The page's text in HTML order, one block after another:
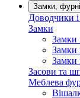
Замки,
Доводчики
Замки
Замки
Замки
Замки
Засови та
Меблева